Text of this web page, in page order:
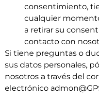
consentimiento,
cualquier
a retirar su
contacto con
Si tiene preguntas o
sus datos personales,
nosotros a través del
electrónico